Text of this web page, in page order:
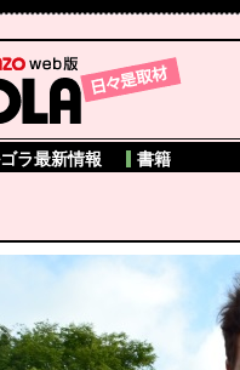
ラ最新情報 書籍